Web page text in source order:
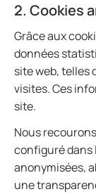
2. Cookies
Grâce aux
données
site web, telles
visites. Ces
site.
Nous
configuré dans
anonymisées,
une